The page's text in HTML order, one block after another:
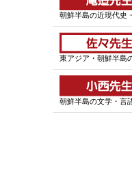
朝鮮半島の近現代史
東アジア・朝鮮半島
朝鮮半島の文学・言